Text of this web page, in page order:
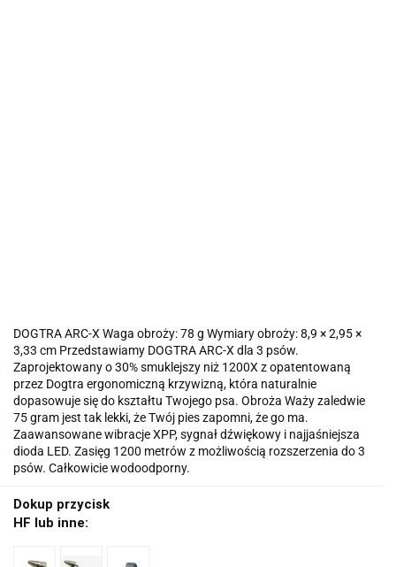
DOGTRA ARC-X Waga obroży: 78 g Wymiary obroży: 8,9 × 2,95 ×
3,33 cm Przedstawiamy DOGTRA ARC-X dla 3 psów.
Zaprojektowany o 30% smuklejszy niż 1200X z opatentowaną
przez Dogtra ergonomiczną krzywizną, która naturalnie
dopasowuje się do kształtu Twojego psa. Obroża Waży zaledwie
75 gram jest tak lekki, że Twój pies zapomni, że go ma.
Zaawansowane wibracje XPP, sygnał dźwiękowy i najjaśniejsza
dioda LED. Zasięg 1200 metrów z możliwością rozszerzenia do 3
psów. Całkowicie wodoodporny.
Dokup przycisk
HF lub inne: